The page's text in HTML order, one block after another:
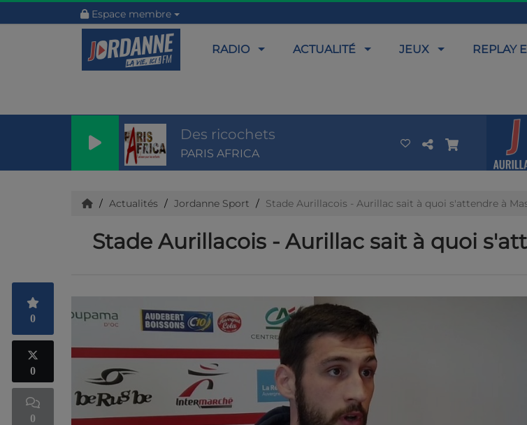
Espace membre
RADIO ACTUALITÉ JEUX REPLAY
Des ricochets
PARIS AFRICA
Actualités Jordanne Sport Stade Aurillacois - Aurillac sait à quoi s'attendre à
Stade Aurillacois - Aurillac sait à quoi
0
0
0